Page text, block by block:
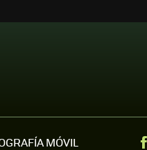
MÓVIL